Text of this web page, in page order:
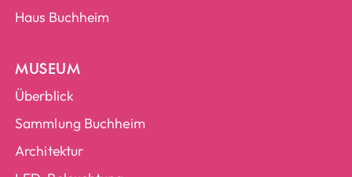
Haus Buchheim
MUSEUM
Überblick
Sammlung Buchheim
Architektur